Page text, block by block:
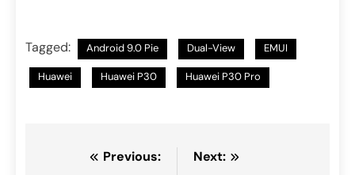
Tagged: Android 9.0 Pie Dual-View EMUI
Huawei Huawei P30 Huawei P30 Pro
NavigacePrevious:
Next: